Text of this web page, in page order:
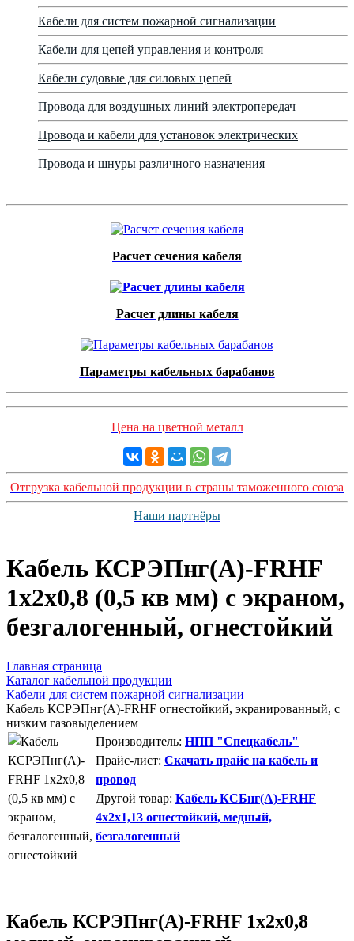
Кабели для систем пожарной сигнализации
Кабели для цепей управления и контроля
Кабели судовые для силовых цепей
Провода для воздушных линий электропередач
Провода и кабели для установок электрических
Провода и шнуры различного назначения
Расчет сечения кабеля
Расчет длины кабеля
Параметры кабельных барабанов
Цена на цветной металл
Отгрузка кабельной продукции в страны таможенного союза
Наши партнёры
Кабель КСРЭПнг(А)-FRHF
1х2х0,8 (0,5 кв мм) с экраном,
безгалогенный, огнестойкий
Главная страница
Каталог кабельной продукции
Кабели для систем пожарной сигнализации
Кабель КСРЭПнг(А)-FRHF огнестойкий, экранированный, с
низким газовыделением
Производитель: НПП "Спецкабель"
Прайс-лист: Скачать прайс на кабель и
провод
Другой товар: Кабель КСБнг(А)-FRHF
4х2х1,13 огнестойкий, медный,
безгалогенный
Кабель КСРЭПнг(А)-FRHF 1х2х0,8